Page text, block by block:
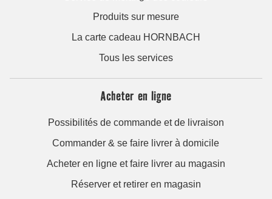
Produits sur mesure
La carte cadeau HORNBACH
Tous les services
Acheter en ligne
Possibilités de commande et de livraison
Commander & se faire livrer à domicile
Acheter en ligne et faire livrer au magasin
Réserver et retirer en magasin